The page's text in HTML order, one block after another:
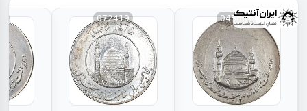
045681
072419